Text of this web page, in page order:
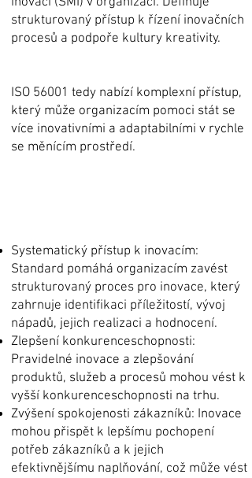
strukturovaný přístup k řízení inovačních
procesů a podpoře kultury kreativity.
ISO 56001 tedy nabízí komplexní přístup,
který může organizacím pomoci stát se
více inovativními a adaptabilními v rychle
se měnícím prostředí.
Systematický přístup k inovacím:
Standard pomáhá organizacím zavést
strukturovaný proces pro inovace, který
zahrnuje identifikaci příležitostí, vývoj
nápadů, jejich realizaci a hodnocení.
Zlepšení konkurenceschopnosti:
Pravidelné inovace a zlepšování
produktů, služeb a procesů mohou vést k
vyšší konkurenceschopnosti na trhu.
Zvýšení spokojenosti zákazníků: Inovace
mohou přispět k lepšímu pochopení
potřeb zákazníků a k jejich
efektivnějšímu naplňování, což může vést